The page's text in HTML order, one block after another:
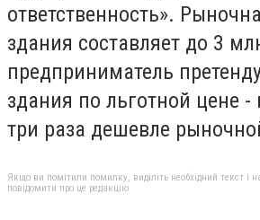
ответственность».
здания составляет до 3
предприниматель
здания по льготной цене
три раза дешевле
Якщо ви помітили помилку, виділіть необхідний текст і
повідомити про це редакцію